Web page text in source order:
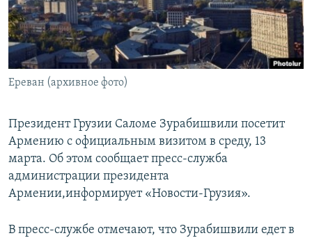
СПОРТ
МИР
БЛОГИ
ГОЛОСА
ЧИТАЕМ ПРЕССУ
АРХИВ РАДИОПРОГРАММЫ
Все сайты РСЕ/РС
Ереван (архивное фото)
Президент Грузии Саломе Зурабишвили посетит
Армению с официальным визитом в среду, 13
марта. Об этом сообщает пресс-служба
администрации президента
Армении,информирует «Новости-Грузия».
В пресс-службе отмечают, что Зурабишвили едет в